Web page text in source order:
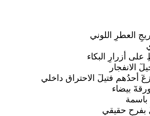
العطرِ اللوني
أزرارِ البكاء
الانفجار
أحدُهم فتيلٓ الاحتراق داخلي
بيضاء
باسمة
بفرحِ حقيقي